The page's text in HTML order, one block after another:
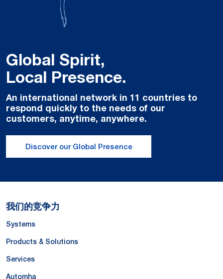
Global Spirit,
Local Presence.
An international network in 11 countries to
respond quickly to the needs of our
customers, anytime, anywhere.
Discover our Global Presence
我们的竞争力
Systems
Products & Solutions
Services
Automha